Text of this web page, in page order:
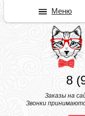
8
Заказы на
Звонки
Меню